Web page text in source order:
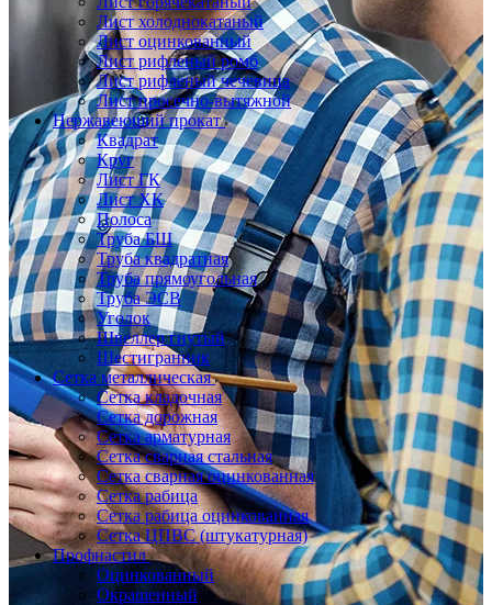
Лист холоднокатаный
Лист оцинкованный
Лист рифленый ромб
Лист рифленый чечевица
Лист просечно-вытяжной
Нержавеющий прокат
Квадрат
Круг
Лист ГК
Лист ХК
Полоса
Труба БШ
Труба квадратная
Труба прямоугольная
Труба ЭСВ
Уголок
Швеллер гнутый
Шестигранник
Сетка металлическая
Сетка кладочная
Сетка дорожная
Сетка арматурная
Сетка сварная стальная
Сетка сварная оцинкованная
Сетка рабица
Сетка рабица оцинкованная
Сетка ЦПВС (штукатурная)
Профнастил
Оцинкованный
Окрашенный